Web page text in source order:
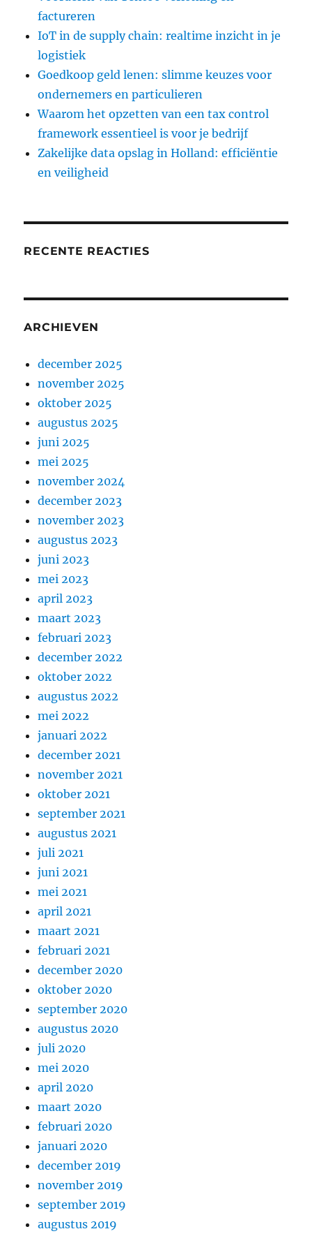
factureren
IoT in de supply chain: realtime inzicht in je
logistiek
Goedkoop geld lenen: slimme keuzes voor
ondernemers en particulieren
Waarom het opzetten van een tax control
framework essentieel is voor je bedrijf
Zakelijke data opslag in Holland: efficiëntie
en veiligheid
RECENTE REACTIES
ARCHIEVEN
december 2025
november 2025
oktober 2025
augustus 2025
juni 2025
mei 2025
november 2024
december 2023
november 2023
augustus 2023
juni 2023
mei 2023
april 2023
maart 2023
februari 2023
december 2022
oktober 2022
augustus 2022
mei 2022
januari 2022
december 2021
november 2021
oktober 2021
september 2021
augustus 2021
juli 2021
juni 2021
mei 2021
april 2021
maart 2021
februari 2021
december 2020
oktober 2020
september 2020
augustus 2020
juli 2020
mei 2020
april 2020
maart 2020
februari 2020
januari 2020
december 2019
november 2019
september 2019
augustus 2019